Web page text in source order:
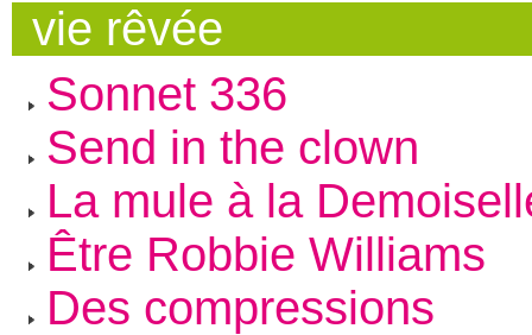
vie rêvée
Sonnet 336
Send in the clown
La mule à la
Être Robbie Williams
Des compressions